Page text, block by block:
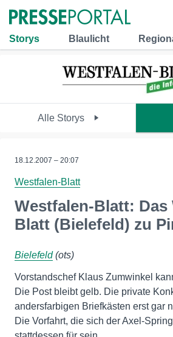
Storys Blaulicht
Alle Storys
18.12.2007 – 20:07
Westfalen-Blatt
Westfalen-Blatt: Das
Blatt (Bielefeld) zu
Bielefeld(ots)
Vorstandschef Klaus Zumwinkel
Die Post bleibt gelb. Die private
andersfarbigen Briefkästen erst gar
Die Vorfahrt, die sich der Axel-